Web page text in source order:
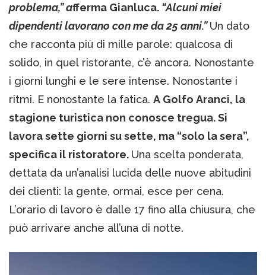
problema,” afferma Gianluca. “Alcuni miei
dipendenti lavorano con me da 25 anni.”Un dato
che racconta più di mille parole: qualcosa di
solido, in quel ristorante, c’è ancora. Nonostante
i giorni lunghi e le sere intense. Nonostante i
ritmi. E nonostante la fatica. A Golfo Aranci, la
stagione turistica non conosce tregua. Si
lavora sette giorni su sette, ma “solo la sera”,
specifica il ristoratore. Una scelta ponderata,
dettata da un’analisi lucida delle nuove abitudini
dei clienti: la gente, ormai, esce per cena.
L’orario di lavoro è dalle 17 fino alla chiusura, che
può arrivare anche all’una di notte.